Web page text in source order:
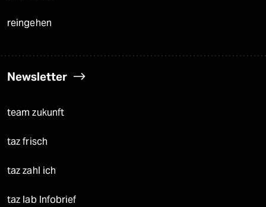
reingehen
Newsletter
team zukunft
taz frisch
taz zahl ich
taz lab Infobrief